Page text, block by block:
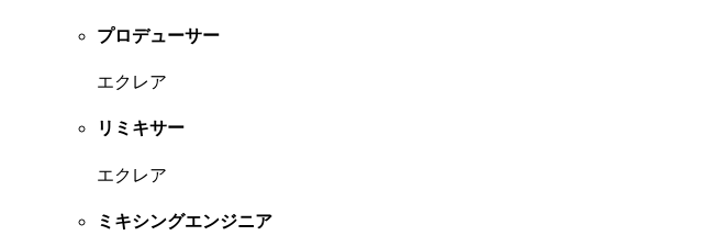
プロデューサー
エクレア
リミキサー
エクレア
ミキシングエンジニア